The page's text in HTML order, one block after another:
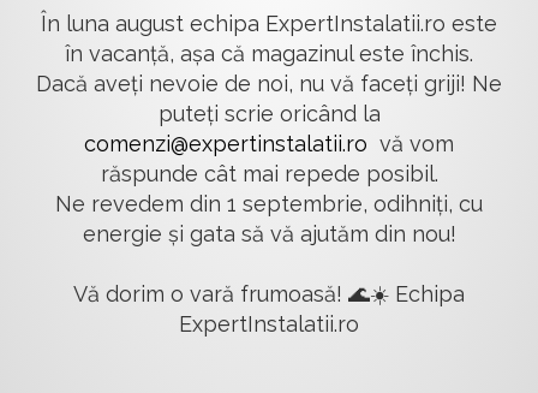
În luna august echipa ExpertInstalatii.ro este
în vacanță, așa că magazinul este închis.
Dacă aveți nevoie de noi, nu vă faceți griji! Ne
puteți scrie oricând la
comenzi@expertinstalatii.ro vă vom
răspunde cât mai repede posibil.
Ne revedem din 1 septembrie, odihniți, cu
energie și gata să vă ajutăm din nou!
Vă dorim o vară frumoasă! 🌊☀️ Echipa
ExpertInstalatii.ro